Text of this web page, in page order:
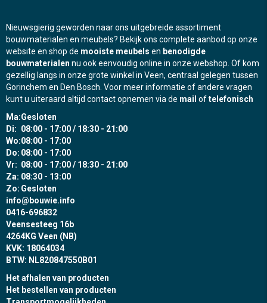
Nieuwsgierig geworden naar ons uitgebreide assortiment
bouwmaterialen en meubels? Bekijk ons complete aanbod op onze
website en shop de mooiste meubels en benodigde
bouwmaterialen nu ook eenvoudig online in onze webshop. Of kom
gezellig langs in onze grote winkel in Veen, centraal gelegen tussen
Gorinchem en Den Bosch. Voor meer informatie of andere vragen
kunt u uiteraard altijd contact opnemen via de mail oftelefonisch
Ma:Gesloten
Di: 08:00 - 17:00 / 18:30 - 21:00
Wo:08:00 - 17:00
Do: 08:00 - 17:00
Vr: 08:00 - 17:00 / 18:30 - 21:00
Za: 08:30 - 13:00
Zo: Gesloten
info@bouwie.info
0416-696832
Veensesteeg 16b
4264KG Veen (NB)
KVK: 18064034
BTW: NL820847550B01
Het afhalen van producten
Het bestellen van producten